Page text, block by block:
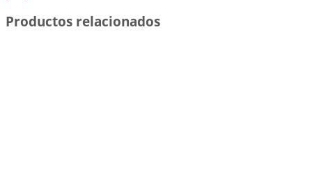
Productos relacionados